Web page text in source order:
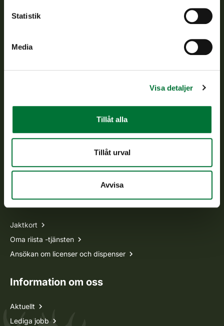
Statistik
Media
Visa detaljer
Tillåt alla
Tillåt urval
Avvisa
Finlands viltcentral främjar en hållbar vilthushållning, stöder
verkställs och svarar för de offentliga förvaltningsuppgifter
som föreskrivs.
tel. 029 431 2001
Jaktkort
Oma riista -tjänsten
Ansökan om licenser och dispenser
Information om oss
Aktuellt
Lediga jobb